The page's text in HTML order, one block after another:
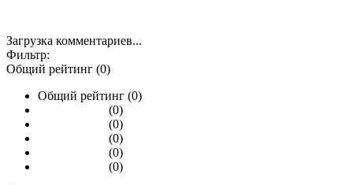
Загрузка комментариев...
Фильтр:
Общий рейтинг (0)
Общий рейтинг (0)
(0)
(0)
(0)
(0)
(0)